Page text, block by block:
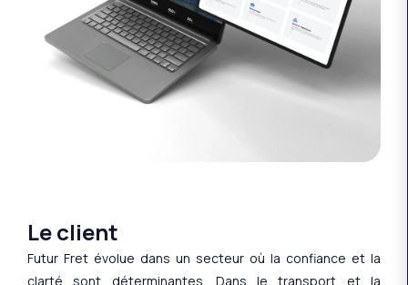
Le client
Futur Fret évolue dans un secteur où la confiance et la
clarté sont déterminantes. Dans le transport et la